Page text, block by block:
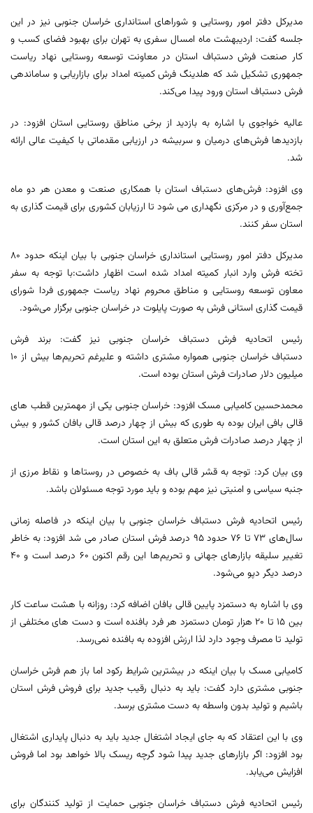
مدیرکل دفتر امور روستایی و شوراهای استانداری خراسان جنوبی نیز در این
جلسه گفت: اردیبهشت ماه امسال سفری به تهران برای بهبود فضای کسب و
کار صنعت فرش دستباف استان در معاونت توسعه روستایی نهاد ریاست
جمهوری تشکیل شد که هلدینگ فرش کمیته امداد برای بازاریابی و ساماندهی
فرش دستباف استان ورود پیدا می‌کند.
عالیه خواجوی با اشاره به بازدید از برخی مناطق روستایی استان افزود: در
بازدیدها فرش‌های درمیان و سربیشه در ارزیابی مقدماتی با کیفیت عالی ارائه
شد.
وی افزود: فرش‌های دستباف استان با همکاری صنعت و معدن هر دو ماه
جمع‌آوری و در مرکزی نگهداری می شود تا ارزیابان کشوری برای قیمت گذاری به
استان سفر کنند.
مدیرکل دفتر امور روستایی استانداری خراسان جنوبی با بیان اینکه حدود ۸۰
تخته فرش وارد انبار کمیته امداد شده است اظهار داشت:با توجه به سفر
معاون توسعه روستایی و مناطق محروم نهاد ریاست جمهوری فردا شورای
قیمت گذاری استانی فرش به صورت پایلوت در خراسان جنوبی برگزار می‌شود.
رئیس اتحادیه فرش دستباف خراسان‌ جنوبی نیز گفت: برند فرش
دستباف خراسان جنوبی همواره مشتری داشته و علیرغم تحریم‌ها بیش از ۱۰
میلیون دلار صادرات فرش استان بوده است.
محمدحسین کامیابی مسک افزود: خراسان جنوبی یکی از مهمترین قطب های
قالی بافی ایران بوده به طوری که بیش از چهار درصد قالی بافان کشور و بیش
از چهار درصد صادرات فرش متعلق به این استان است.
وی بیان کرد: توجه به قشر قالی باف به خصوص در روستاها و نقاط مرزی از
جنبه سیاسی و امنیتی نیز مهم بوده و باید مورد توجه مسئولان باشد.
رئیس اتحادیه فرش دستباف خراسان‌ جنوبی با بیان اینکه در فاصله زمانی
سال‌های ۷۳ تا ۷۶ حدود ۹۵ درصد فرش استان صادر می شد افزود: به خاطر
تغییر سلیقه بازارهای جهانی و تحریم‌ها این رقم اکنون ۶۰ درصد است و ۴۰
درصد دیگر دپو می‌شود.
وی با اشاره به دستمزد پایین قالی بافان اضافه کرد: روزانه با هشت ساعت کار
بین ۱۵ تا ۲۰ هزار تومان دستمزد هر فرد بافنده است و دست های مختلفی از
تولید تا مصرف وجود دارد لذا ارزش افزوده به بافنده نمی‌رسد.
کامیابی مسک با بیان اینکه در بیشترین شرایط رکود اما باز هم فرش خراسان
جنوبی مشتری دارد گفت: باید به دنبال رقیب جدید برای فروش فرش استان
باشیم و تولید بدون واسطه به دست مشتری برسد.
وی با این اعتقاد که به جای ایجاد اشتغال جدید باید به دنبال پایداری اشتغال
بود افزود: اگر بازارهای جدید پیدا شود گرچه ریسک بالا خواهد بود اما فروش
افزایش می‌یابد.
رئیس اتحادیه فرش دستباف خراسان‌ جنوبی حمایت از تولید کنندگان برای